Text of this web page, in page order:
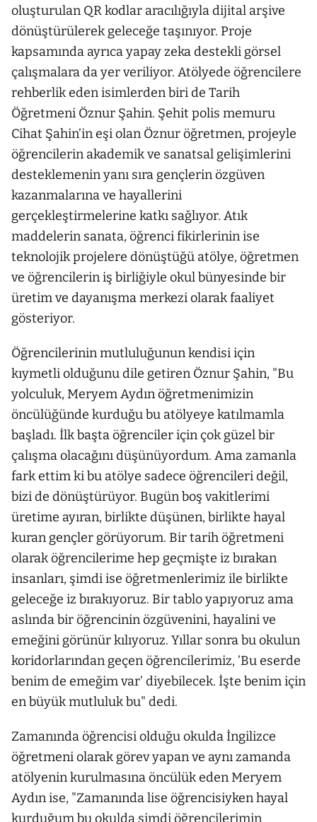
oluşturulan QR kodlar aracılığıyla dijital arşive
dönüştürülerek geleceğe taşınıyor. Proje
kapsamında ayrıca yapay zeka destekli görsel
çalışmalara da yer veriliyor. Atölyede öğrencilere
rehberlik eden isimlerden biri de Tarih
Öğretmeni Öznur Şahin. Şehit polis memuru
Cihat Şahin’in eşi olan Öznur öğretmen, projeyle
öğrencilerin akademik ve sanatsal gelişimlerini
desteklemenin yanı sıra gençlerin özgüven
kazanmalarına ve hayallerini
gerçekleştirmelerine katkı sağlıyor. Atık
maddelerin sanata, öğrenci fikirlerinin ise
teknolojik projelere dönüştüğü atölye, öğretmen
ve öğrencilerin iş birliğiyle okul bünyesinde bir
üretim ve dayanışma merkezi olarak faaliyet
gösteriyor.
Öğrencilerinin mutluluğunun kendisi için
kıymetli olduğunu dile getiren Öznur Şahin, "Bu
yolculuk, Meryem Aydın öğretmenimizin
öncülüğünde kurduğu bu atölyeye katılmamla
başladı. İlk başta öğrenciler için çok güzel bir
çalışma olacağını düşünüyordum. Ama zamanla
fark ettim ki bu atölye sadece öğrencileri değil,
bizi de dönüştürüyor. Bugün boş vakitlerimi
üretime ayıran, birlikte düşünen, birlikte hayal
kuran gençler görüyorum. Bir tarih öğretmeni
olarak öğrencilerime hep geçmişte iz bırakan
insanları, şimdi ise öğretmenlerimiz ile birlikte
geleceğe iz bırakıyoruz. Bir tablo yapıyoruz ama
aslında bir öğrencinin özgüvenini, hayalini ve
emeğini görünür kılıyoruz. Yıllar sonra bu okulun
koridorlarından geçen öğrencilerimiz, ’Bu eserde
benim de emeğim var’ diyebilecek. İşte benim için
en büyük mutluluk bu" dedi.
Zamanında öğrencisi olduğu okulda İngilizce
öğretmeni olarak görev yapan ve aynı zamanda
atölyenin kurulmasına öncülük eden Meryem
Aydın ise, "Zamanında lise öğrencisiyken hayal
kurduğum bu okulda şimdi öğrencilerimin